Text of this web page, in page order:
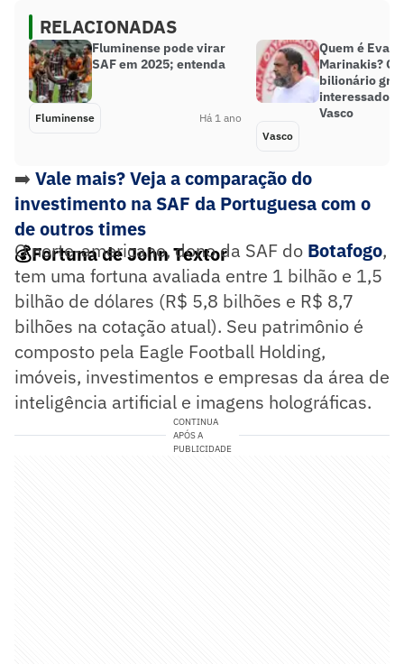
RELACIONADAS
Fluminense pode virar
SAF em 2025; entenda
Fluminense Há 1 ano
Quem é
Marinakis?
bilionário
interessado
Vasco
Vasco
➡️ Vale mais? Veja a comparação do
investimento na SAF da Portuguesa com o
de outros times
💰Fortuna de John Textor
O norte-americano, dono da SAF do Botafogo,
tem uma fortuna avaliada entre 1 bilhão e 1,5
bilhão de dólares (R$ 5,8 bilhões e R$ 8,7
bilhões na cotação atual). Seu patrimônio é
composto pela Eagle Football Holding,
imóveis, investimentos e empresas da área de
inteligência artificial e imagens holográficas.
CONTINUA
APÓS A
PUBLICIDADE